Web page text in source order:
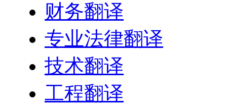
财务翻译
专业法律翻译
技术翻译
工程翻译